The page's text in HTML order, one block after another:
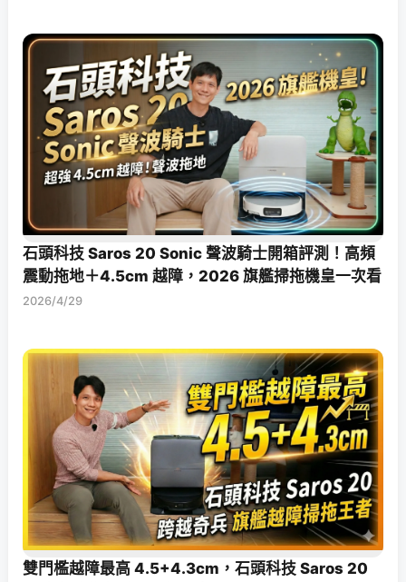
石頭科技 Saros 20 Sonic 聲波騎士開箱評測！高頻
震動拖地＋4.5cm 越障，2026 旗艦掃拖機皇一次看
2026/4/29
雙門檻越障最高 4.5+4.3cm，石頭科技 Saros 20